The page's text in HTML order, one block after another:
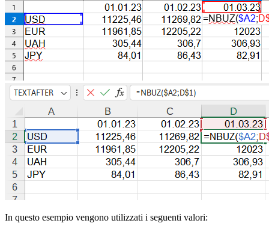
In questo esempio vengono utilizzati i seguenti valori: